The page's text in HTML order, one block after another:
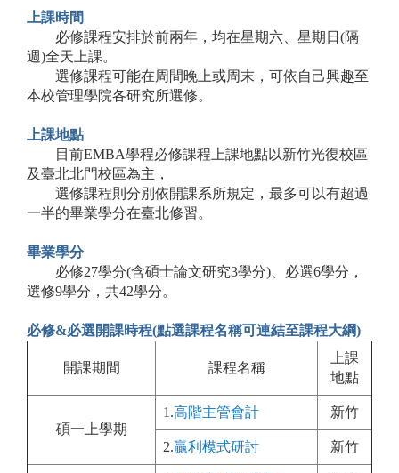
上課時間
必修課程安排於前兩年，均在星期六、星期日(隔
週)全天上課。
選修課程可能在周間晚上或周末，可依自己興趣至
本校管理學院各研究所選修。
上課地點
目前EMBA學程必修課程上課地點以新竹光復校區
及臺北北門校區為主，
選修課程則分別依開課系所規定，最多可以有超過
一半的畢業學分在臺北修習。
畢業學分
必修27學分(含碩士論文研究3學分)、必選6學分 ，
選修9學分，共42學分。
必修&必選開課時程(點選課程名稱可連結至課程大綱)
開課期間 課程名稱
上課
地點
碩一上學期
1.高階主管會計 新竹
2.贏利模式研討 新竹